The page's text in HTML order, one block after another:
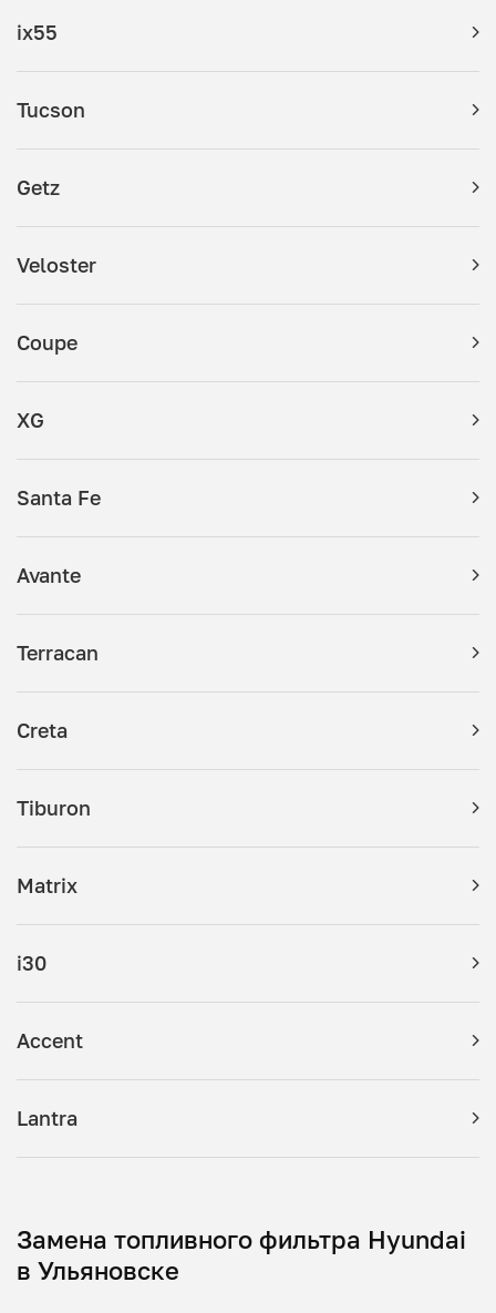
ix55
Tucson
Getz
Veloster
Coupe
XG
Santa Fe
Avante
Terracan
Creta
Tiburon
Matrix
i30
Accent
Lantra
Замена топливного фильтра Hyundai
в Ульяновске